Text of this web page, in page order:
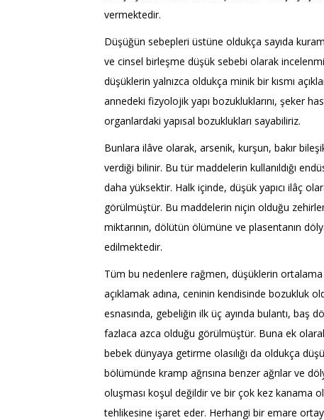
vermektedir.
Düşüğün sebepleri üstüne oldukça sayıda
ve cinsel birleşme düşük sebebi olarak
düşüklerin yalnızca oldukça minik bir kısmı
annedeki fizyolojik yapı bozukluklarını, şeker
organlardaki yapısal bozuklukları sayabiliriz.
Bunlara ilâve olarak, arsenik, kurşun, bakır
verdiği bilinir. Bu tür maddelerin kullanıldığı
daha yüksektir. Halk içinde, düşük yapıcı ilâç
görülmüştür. Bu maddelerin niçin olduğu
miktarının, dölütün ölümüne ve plasentanın
edilmektedir.
Tüm bu nedenlere rağmen, düşüklerin
açıklamak adına, ceninin kendisinde bozukluk
esnasında, gebeliğin ilk üç ayında bulantı, baş
fazlaca azca olduğu görülmüştür. Buna ek
bebek dünyaya getirme olasılığı da oldukça
bölümünde kramp ağrısına benzer ağrılar ve
oluşması koşul değildir ve bir çok kez kanama
tehlikesine işaret eder. Herhangi bir emare